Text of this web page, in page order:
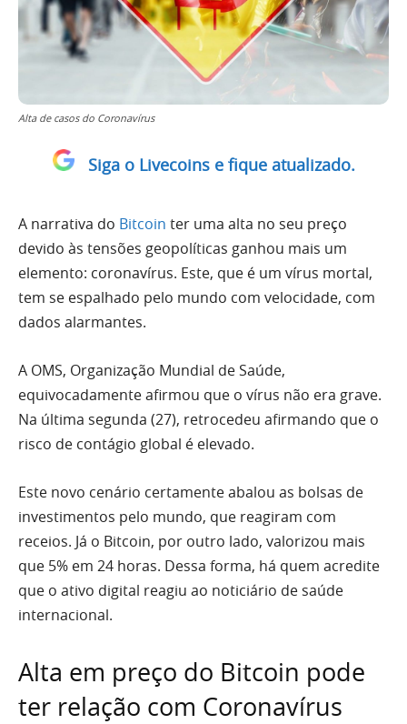
Alta de casos do Coronavírus
Siga o Livecoins e fique atualizado.
A narrativa do Bitcoin ter uma alta no seu preço
devido às tensões geopolíticas ganhou mais um
elemento: coronavírus. Este, que é um vírus mortal,
tem se espalhado pelo mundo com velocidade, com
dados alarmantes.
A OMS, Organização Mundial de Saúde,
equivocadamente afirmou que o vírus não era grave.
Na última segunda (27), retrocedeu afirmando que o
risco de contágio global é elevado.
Este novo cenário certamente abalou as bolsas de
investimentos pelo mundo, que reagiram com
receios. Já o Bitcoin, por outro lado, valorizou mais
que 5% em 24 horas. Dessa forma, há quem acredite
que o ativo digital reagiu ao noticiário de saúde
internacional.
Alta em preço do Bitcoin pode
ter relação com Coronavírus